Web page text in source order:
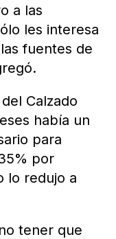
a las
les interesa
fuentes de
Calzado
había un
para
por
lo redujo a
tener que